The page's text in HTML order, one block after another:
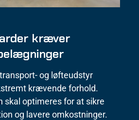
kræver
og løfteudstyr
krævende forhold.
skal optimeres for at sikre
og lavere omkostninger.